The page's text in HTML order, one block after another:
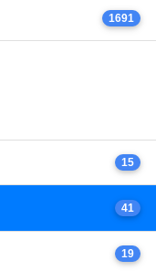
1691
15
41
19